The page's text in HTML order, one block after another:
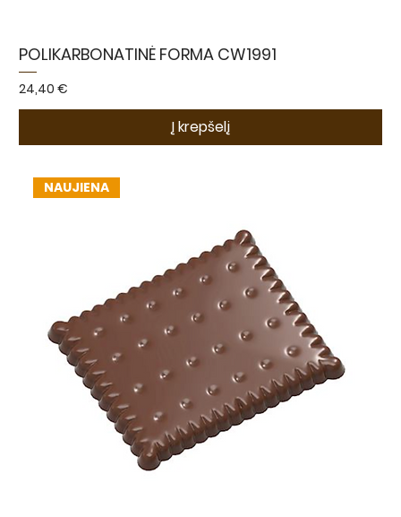
POLIKARBONATINĖ FORMA CW1991
Kaina
24,40 €
Į krepšelį
NAUJIENA